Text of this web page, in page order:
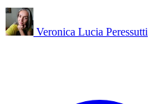
Veronica Lucia Peressutti